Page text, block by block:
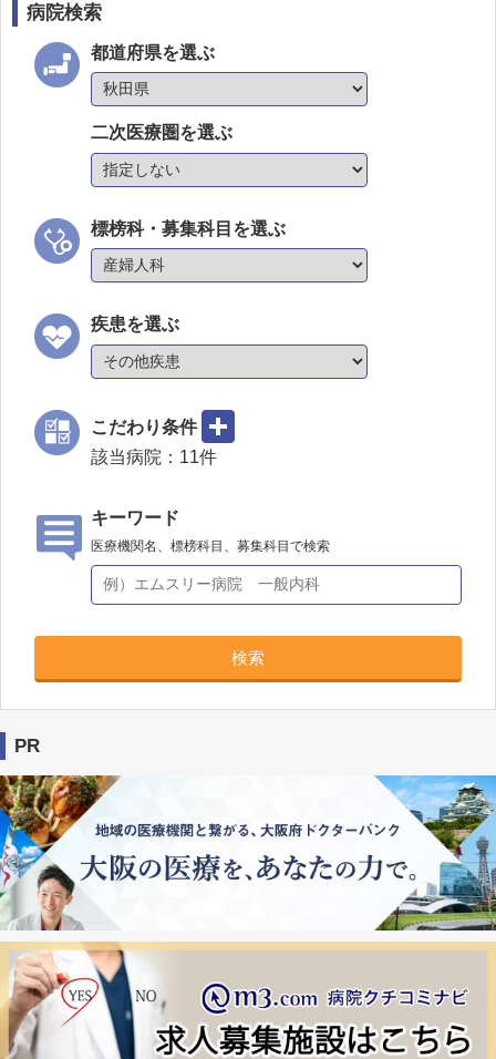
病院検索
都道府県を選ぶ
二次医療圏を選ぶ
標榜科・募集科目を選ぶ
疾患を選ぶ
こだわり条件
該当病院： 11件
キーワード
医療機関名、標榜科目、募集科目で検索
検索
PR